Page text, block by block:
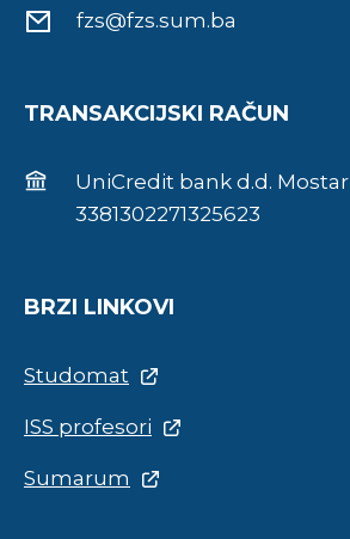
fzs@fzs.sum.ba
TRANSAKCIJSKI RAČUN
UniCredit bank d.d. Mostar
3381302271325623
BRZI LINKOVI
Studomat
ISS profesori
Sumarum